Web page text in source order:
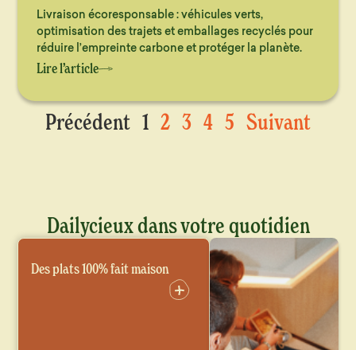
Livraison écoresponsable : véhicules verts,
optimisation des trajets et emballages recyclés pour
réduire l’empreinte carbone et protéger la planète.
Lire l’article
Précédent 1 2 3 4 5 Suivant
Dailycieux dansvotre quotidien
Des plats 100% fait maison